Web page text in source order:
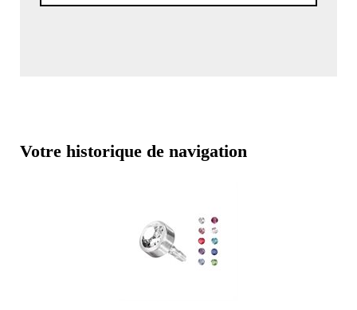
Votre historique de navigation